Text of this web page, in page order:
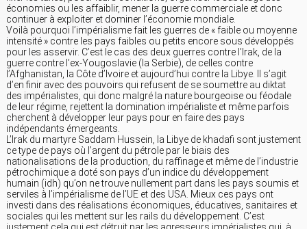
économies ou les affaiblir, mener la guerre commerciale et donc
continuer à exploiter et dominer l’économie mondiale.
Voilà pourquoi l’impérialisme fait les guerres de « faible ou moyenne
intensité » contre les pays faibles ou petits encore sous développés
pour les asservir. C’est le cas des deux guerres contre l’Irak, de la
guerre contre l’ex-Yougoslavie (la Serbie), de celles contre
l’Afghanistan, la Côte d’Ivoire et aujourd’hui contre la Libye. Il s’agit
d’en finir avec des pouvoirs qui refusent de se soumettre au diktat
des impérialistes, qui donc malgré la nature bourgeoise ou féodale
de leur régime, rejettent la domination impérialiste et même parfois
cherchent à développer leur pays pour en faire des pays
indépendants émergeants.
L’Irak du martyre Saddam Hussein, la Libye de khadafi sont justement
ce type de pays où l’argent du pétrole par le biais des
nationalisations de la production, du raffinage et même de l’industrie
pétrochimique a doté son pays d’un indice du développement
humain (idh) qu’on ne trouve nullement part dans les pays soumis et
serviles à l’impérialisme de l’UE et des USA. Mieux ces pays ont
investi dans des réalisations économiques, éducatives, sanitaires et
sociales qui les mettent sur les rails du développement. C’est